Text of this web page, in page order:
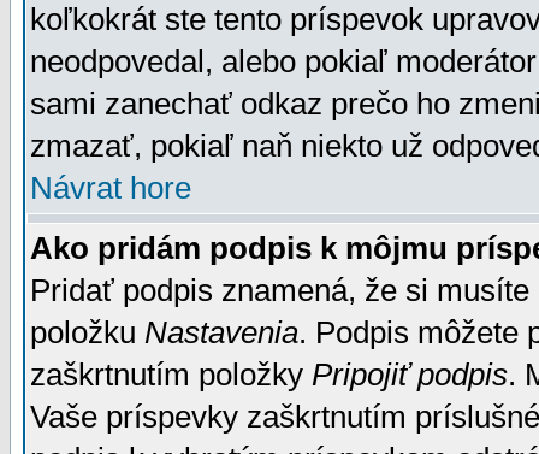
koľkokrát ste tento príspevok
neodpovedal, alebo pokiaľ
sami zanechať odkaz prečo ho
zmazať, pokiaľ naň niekto už
Návrat hore
Ako pridám podpis k môjmu
Pridať podpis znamená, že si
položku Nastavenia. Podpis môžete
zaškrtnutím položky Pripojiť podpis.
Vaše príspevky zaškrtnutím